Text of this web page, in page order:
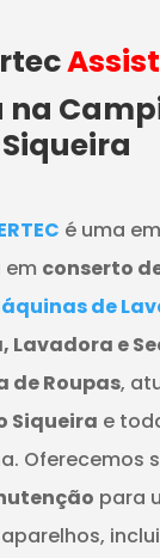
na
Siqueira
é uma
em conserto
de
Lavadora e
de Roupas,
Siqueira e
Oferecemos
para